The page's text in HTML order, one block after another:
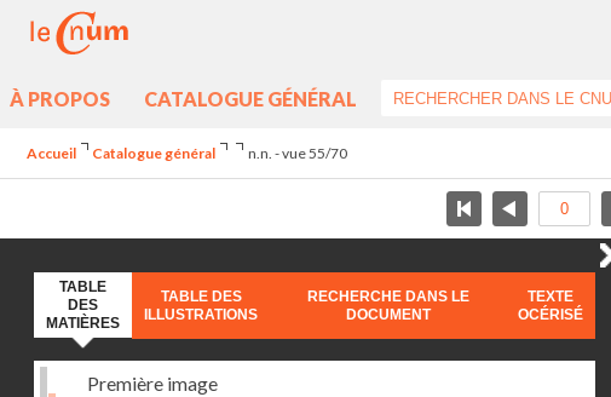
À PROPOS CATALOGUE GÉNÉRAL
Accueil Catalogue général n.n. - vue 55/70
TABLE
DES
MATIÈRES
TABLE DES
ILLUSTRATIONS
RECHERCHE DANS LE
DOCUMENT
TEXTE
OCÉRISÉ
Première image